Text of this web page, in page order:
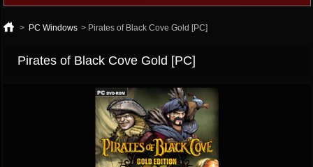
> PC Windows > Pirates of Black Cove Gold [PC]
Pirates of Black Cove Gold [PC]